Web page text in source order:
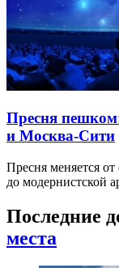
Пресня
и Москва-Сити
Пресня меняется
до модернистской
Последние
места